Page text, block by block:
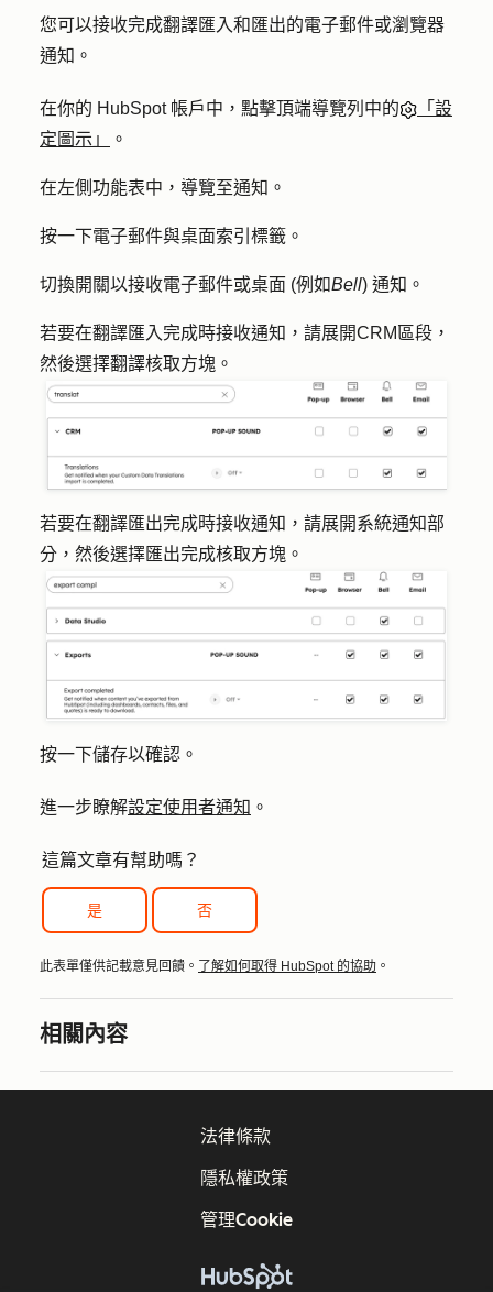
您可以接收完成翻譯匯入和匯出的電子郵件或瀏覽器
通知。
在你的 HubSpot 帳戶中，點擊頂端導覽列中的
「設
定圖示」
。
在左側功能表中，導覽至通知 。
按一下電子郵件與桌面索引標籤。
切換開關以接收電子郵件或桌面 (例如Bell) 通知。
若要在翻譯匯入完成時接收通知，請展開CRM區段，
然後選擇翻譯核取方塊。
若要在翻譯匯出完成時接收通知，請展開系統通知部
分，然後選擇匯出完成核取方塊。
按一下儲存以確認。
進一步瞭解設定使用者通知 。
這篇文章有幫助嗎？
是 否
此表單僅供記載意見回饋。 了解如何取得 HubSpot 的協助 。
相關內容
法律條款
隱私權政策
管理Cookie